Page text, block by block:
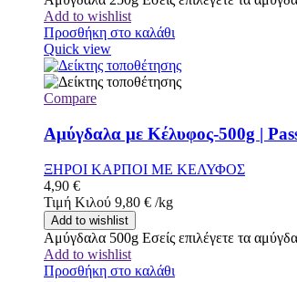
Add to wishlist
Προσθήκη στο καλάθι
Quick view
Compare
Αμύγδαλα με Κέλυφος-500g |
ΞΗΡΟΙ ΚΑΡΠΟΙ ΜΕ ΚΕΛΥΦΟΣ
4,90 €
Τιμή Κιλού 9,80 € /kg
Add to wishlist
Αμύγδαλα 500g Εσείς επιλέγετε τα
Add to wishlist
Προσθήκη στο καλάθι